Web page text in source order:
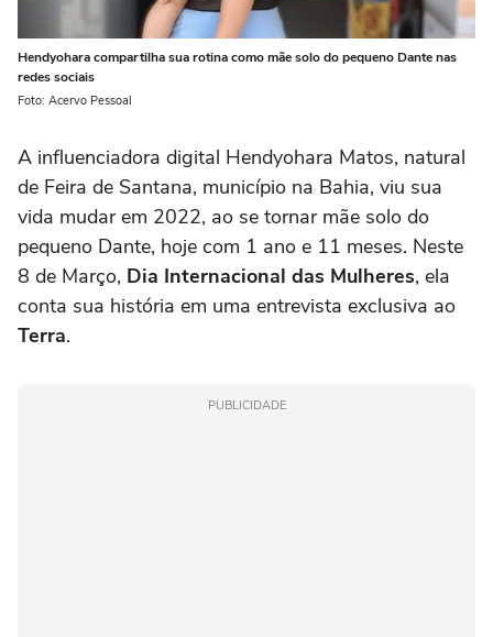
Hendyohara compartilha sua rotina como mãe solo do pequeno Dante nas
redes sociais
Foto: Acervo Pessoal
A influenciadora digital Hendyohara Matos, natural
de Feira de Santana, município na Bahia, viu sua
vida mudar em 2022, ao se tornar mãe solo do
pequeno Dante, hoje com 1 ano e 11 meses. Neste
8 de Março, Dia Internacional das Mulheres, ela
conta sua história em uma entrevista exclusiva ao
Terra.
PUBLICIDADE